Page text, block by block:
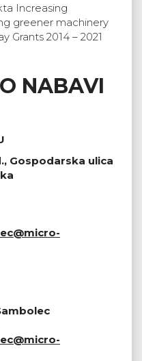
Increasing
greener machinery
Grants 2014 – 2021
NABAVI
Gospodarska ulica